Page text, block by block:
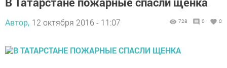
Автор, 12 октября 2016 - 11:07 728 0 0